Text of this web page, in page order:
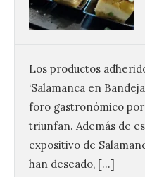
Los productos
‘Salamanca en
foro gastronómico
triunfan. Además de
expositivo de
han deseado, […]
Vuelve la
de Dulces del
7 Ago 2026
Tendrá
agosto en
de Santa
imprescindible para